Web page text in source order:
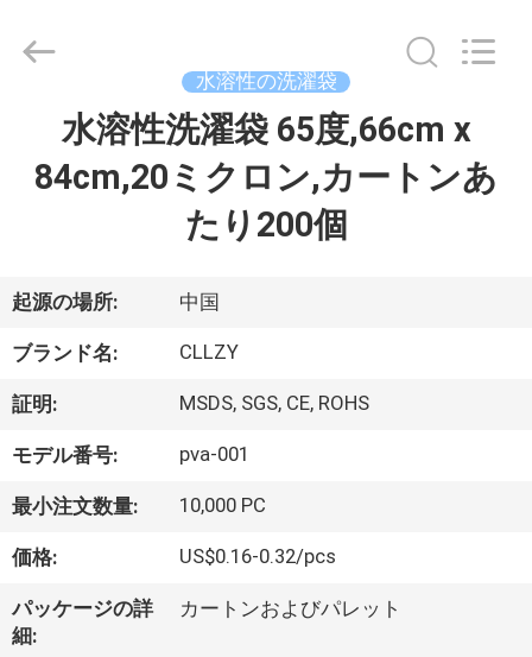
品
わ
た
し
ち
に
Macromolecule
Rights
水溶性の洗濯袋
水溶性洗濯袋 65度,66cm x
84cm,20ミクロン,カートンあ
たり200個
起源の場所: 中国
ブランド名: CLLZY
証明: MSDS, SGS, CE, ROHS
モデル番号: pva-001
最小注文数量: 10,000 PC
価格: US$0.16-0.32/pcs
パッケージの詳
細:
カートンおよびパレット